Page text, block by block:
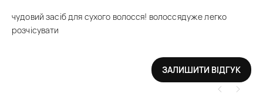
чудовий засіб для сухого волосся! волоссядуже легко
розчісувати
ЗАЛИШИТИ ВІДГУК